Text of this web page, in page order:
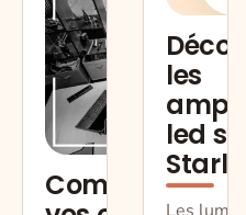
Comment
les
led sur
Les